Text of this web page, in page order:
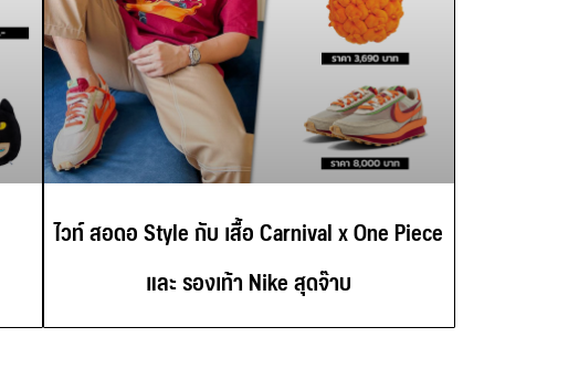
ไวท์ สอดอ Style กับ เสื้อ Carnival x One Piece
และ รองเท้า Nike สุดจ๊าบ